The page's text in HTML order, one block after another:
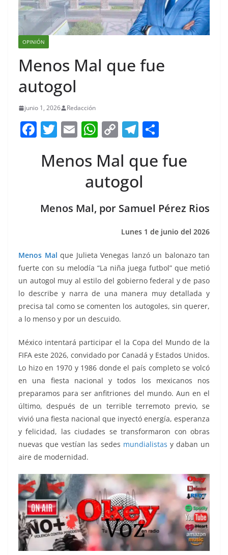
OPINIÓN
Menos Mal que fue
autogol
junio 1, 2026 Redacción
F
c
o
T
itt
E
ai
W
at
s
A
p
C
p
y
Li
n
k
T
e
gr
a
m
ar
Menos Mal que fue
autogol
Menos Mal, por Samuel Pérez Rios
Lunes 1 de junio del 2026
Menos Mal que Julieta Venegas lanzó un balonazo tan
fuerte con su melodía “La niña juega futbol” que metió
un autogol muy al estilo del gobierno federal y de paso
lo describe y narra de una manera muy detallada y
precisa tal como se comenten los autogoles, sin querer,
a lo menso y por un descuido.
México intentará participar el la Copa del Mundo de la
FIFA este 2026, convidado por Canadá y Estados Unidos.
Lo hizo en 1970 y 1986 donde el país completo se volcó
en una fiesta nacional y todos los mexicanos nos
preparamos para ser anfitriones del mundo. Aun en el
último, después de un terrible terremoto previo, se
vivió una fiesta nacional que inyectó energía, esperanza
y felicidad, las ciudades se transformaron con obras
nuevas que vestían las sedes mundialistas y daban un
aire de modernidad.